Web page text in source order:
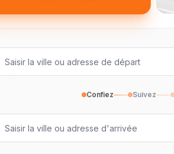
Confiez Suivez